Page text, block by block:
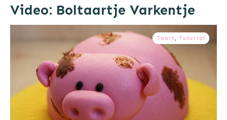
Video: Boltaartje Varkentje
Taart, Tutorial